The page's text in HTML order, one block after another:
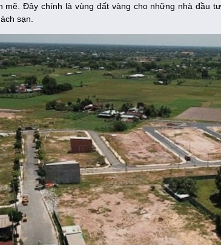
mẽ. Đây chính là vùng đất vàng cho những nhà đầu
sạn.